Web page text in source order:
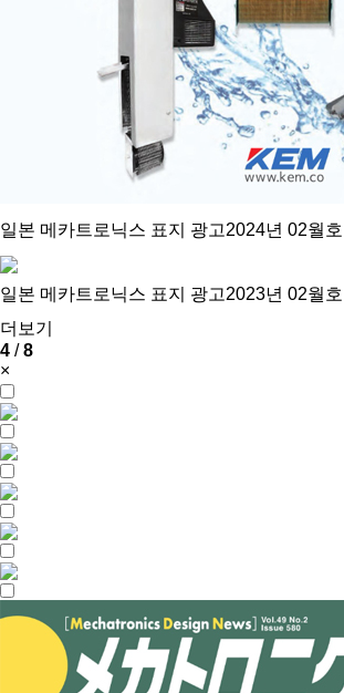
일본 메카트로닉스 표지 광고2024년 02월호
일본 메카트로닉스 표지 광고2023년 02월호
더보기
4 /8
×